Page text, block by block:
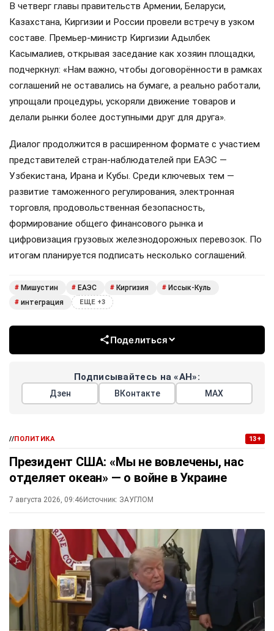
В четверг главы правительств Армении, Беларуси,
Казахстана, Киргизии и России провели встречу в узком
составе. Премьер-министр Киргизии Адылбек
Касымалиев, открывая заседание как хозяин площадки,
подчеркнул: «Нам важно, чтобы договорённости в рамках
соглашений не оставались на бумаге, а реально работали,
упрощали процедуры, ускоряли движение товаров и
делали рынки более доступными друг для друга».
Диалог продолжится в расширенном формате с участием
представителей стран-наблюдателей при ЕАЭС —
Узбекистана, Ирана и Кубы. Среди ключевых тем —
развитие таможенного регулирования, электронная
торговля, продовольственная безопасность,
формирование общего финансового рынка и
цифровизация грузовых железнодорожных перевозок. По
итогам планируется подписать несколько соглашений.
# Мишустин # ЕАЭС # Киргизия # Иссык-Куль
# интеграция ЕЩЕ +3
Поделиться
Подписывайтесь на «АН»:
Дзен ВКонтакте МАХ
//ПОЛИТИКА 13+
Президент США: «Мы не вовлечены, нас
отделяет океан» — о войне в Украине
7 августа 2026, 09:46Источник: ЗАУГЛОМ